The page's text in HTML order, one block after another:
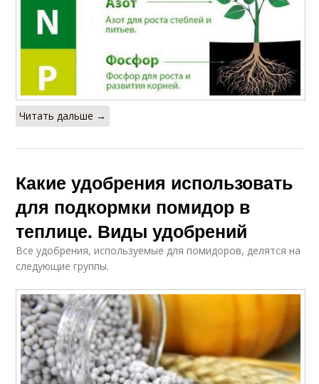
Читать дальше →
Какие удобрения использовать
для подкормки помидор в
теплице. Виды удобрений
Все удобрения, используемые для помидоров, делятся на
следующие группы.